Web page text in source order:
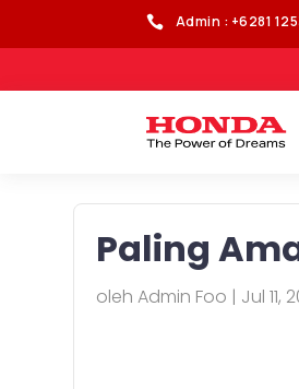
 Admin : +6281
Paling
olehAdmin Foo | Jul 11,